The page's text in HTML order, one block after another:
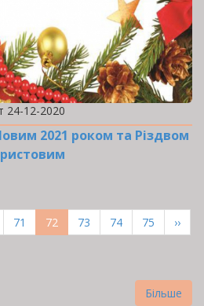
24-12-2020
2021 роком та Різдвом
Page
71
Поточна
сторінка
72 Page
73 Page
74 Page
75
››
Більше